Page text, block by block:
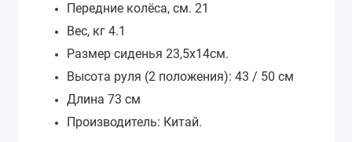
Передние колёса, см. 21
Вес, кг 4.1
Размер сиденья 23,5х14см.
Высота руля (2 положения): 43 / 50 см
Длина 73 см
Производитель: Китай.